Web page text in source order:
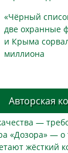
«Чёрный
две охранные
и Крыма
миллиона
Авторская
—
«Дозора» — о
жёсткий